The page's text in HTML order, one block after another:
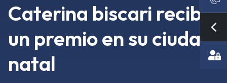
Caterina biscari recibe
un premio en su ciudad
natal